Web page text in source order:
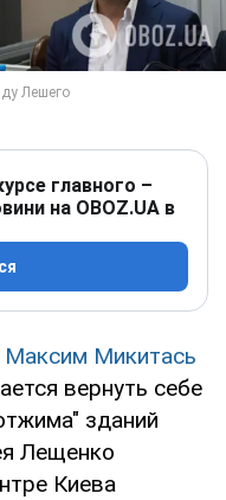
главного –
на OBOZ.UA в
Максим Микитась
вернуть себе
зданий
Лещенко
Киева